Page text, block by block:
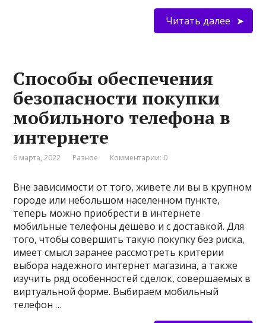
Читать далее
Способы обеспечения
безопасности покупки
мобильного телефона в
интернете
6 марта, 2022 Разное Комментарии: 0
Вне зависимости от того, живете ли вы в крупном
городе или небольшом населенном пункте,
теперь можно приобрести в интернете
мобильные телефоны дешево и с доставкой. Для
того, чтобы совершить такую покупку без риска,
имеет смысл заранее рассмотреть критерии
выбора надежного интернет магазина, а также
изучить ряд особенностей сделок, совершаемых в
виртуальной форме. Выбираем мобильный
телефон …